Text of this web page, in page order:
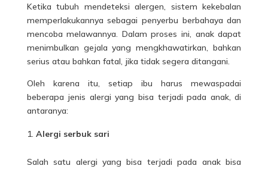
Ketika tubuh mendeteksi alergen, sistem kekebalan
memperlakukannya sebagai penyerbu berbahaya dan
mencoba melawannya. Dalam proses ini, anak dapat
menimbulkan gejala yang mengkhawatirkan, bahkan
serius atau bahkan fatal, jika tidak segera ditangani.
Oleh karena itu, setiap ibu harus mewaspadai
beberapa jenis alergi yang bisa terjadi pada anak, di
antaranya:
Alergi serbuk sari
Salah satu alergi yang bisa terjadi pada anakbisa